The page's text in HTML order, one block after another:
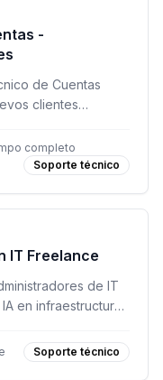
-
de Cuentas
clientes
completo
Soporte técnico
IT Freelance
de IT
en infraestructuras
Soporte técnico